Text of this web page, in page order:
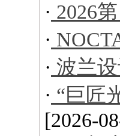
· 2026
·
· 波兰
· “巨匠
[2026-